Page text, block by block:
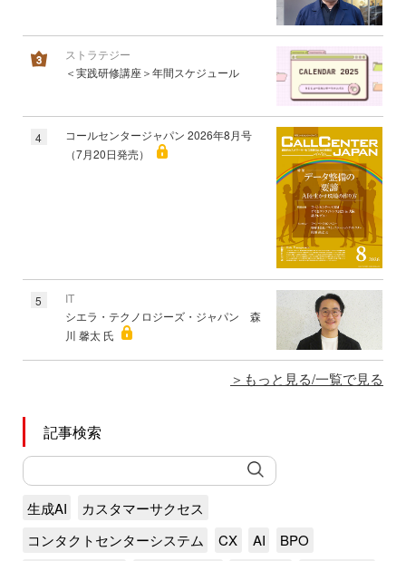
ストラテジー
＜実践研修講座＞年間スケジュール
4
コールセンタージャパン 2026年8月号
（7月20日発売）
5
IT
シエラ・テクノロジーズ・ジャパン 森
川 馨太 氏
もっと見る/一覧で見る
記事検索
生成AI
カスタマーサクセス
コンタクトセンターシステム
CX AI
BPO